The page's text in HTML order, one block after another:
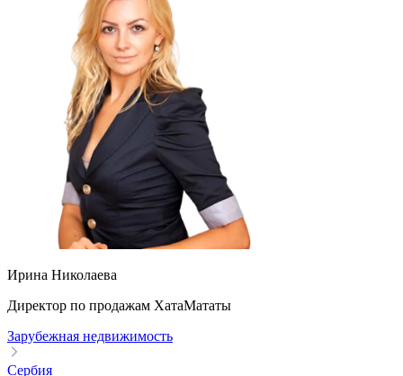
Ирина Николаева
Директор по продажам ХатаМататы
Зарубежная недвижимость
Сербия